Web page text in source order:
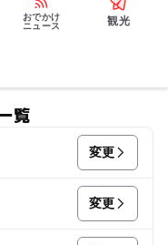
おでかけ
ニュース
観光
覧
変更
変更